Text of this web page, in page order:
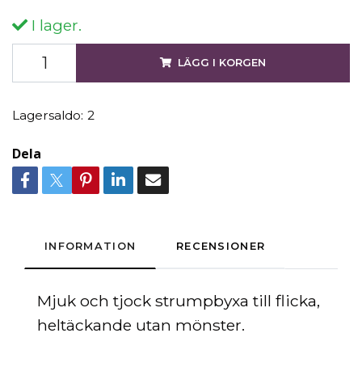
I lager.
LÄGG I KORGEN
Lagersaldo: 2
Dela
INFORMATION RECENSIONER
Mjuk och tjock strumpbyxa till flicka,
heltäckande utan mönster.